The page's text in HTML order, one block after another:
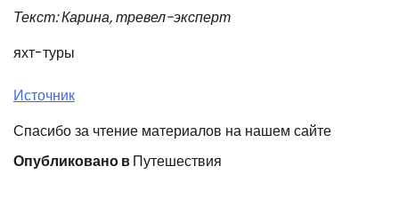
Текст: Карина, тревел-эксперт
яхт-туры
Источник
Спасибо за чтение материалов на нашем сайте
Опубликовано вПутешествия